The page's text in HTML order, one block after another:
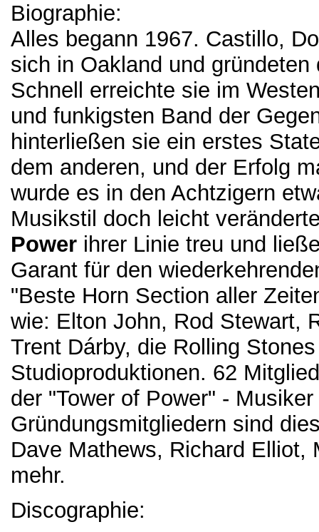
Biographie:
Alles begann 1967. Castillo,
sich in Oakland und
Schnell erreichte sie im
und funkigsten Band der
hinterließen sie ein erstes
dem anderen, und der Erfolg
wurde es in den Achtzigern
Musikstil doch leicht
Power ihrer Linie treu und
Garant für den
"Beste Horn Section aller
wie: Elton John, Rod Stewart,
Trent Dárby, die Rolling
Studioproduktionen. 62
der "Tower of Power" -
Gründungsmitgliedern sind
Dave Mathews, Richard Elliot,
mehr.
Discographie: